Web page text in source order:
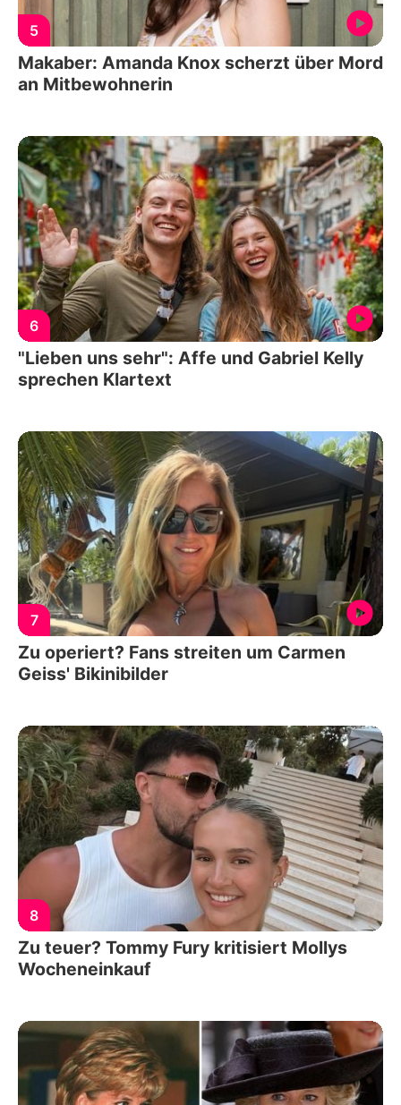
5
Makaber: Amanda Knox scherzt über Mord
an Mitbewohnerin
6
"Lieben uns sehr": Affe und Gabriel Kelly
sprechen Klartext
7
Zu operiert? Fans streiten um Carmen
Geiss' Bikinibilder
8
Zu teuer? Tommy Fury kritisiert Mollys
Wocheneinkauf